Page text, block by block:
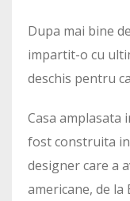
Dupa mai bine
impartit-o cu
deschis pentru
Casa amplasata
fost construita
designer care a
americane, de la